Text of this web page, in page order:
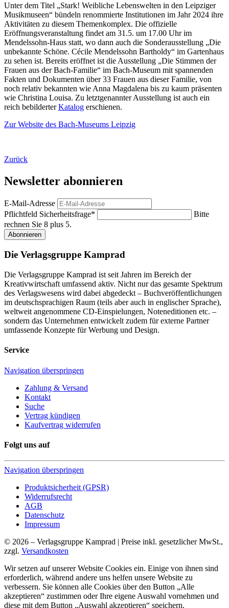
Unter dem Titel „Stark! Weibliche Lebenswelten in den Leipziger
Musikmuseen“ bündeln renommierte Institutionen im Jahr 2024 ihre
Aktivitäten zu diesem Themenkomplex. Die offizielle
Eröffnungsveranstaltung findet am 31.5. um 17.00 Uhr im
Mendelssohn-Haus statt, wo dann auch die Sonderausstellung „Die
unbekannte Schöne. Cécile Mendelssohn Bartholdy“ im Gartenhaus
zu sehen ist. Bereits eröffnet ist die Ausstellung „Die Stimmen der
Frauen aus der Bach-Familie“ im Bach-Museum mit spannenden
Fakten und Dokumenten über 33 Frauen aus dieser Familie, von
noch relativ bekannten wie Anna Magdalena bis zu kaum präsenten
wie Christina Louisa. Zu letztgenannter Ausstellung ist auch ein
reich bebilderterKatalog erschienen.
Zur Website des Bach-Museums Leipzig
Zurück
Newsletter abonnieren
E-Mail-Adresse
Pflichtfeld Sicherheitsfrage*
Bitte
rechnen Sie 8 plus 5.
Abonnieren
Die Verlagsgruppe Kamprad
Die Verlagsgruppe Kamprad ist seit Jahren im Bereich der
Kreativwirtschaft umfassend aktiv. Nicht nur das gesamte Spektrum
des Verlagswesens wird dabei abgedeckt – Buchveröffentlichungen
im deutschsprachigen Raum (teils aber auch in englischer Sprache),
weltweit angenommene CD-Einspielungen, Noteneditionen etc. –
sondern das Unternehmen entwickelt zudem für externe Partner
umfassende Konzepte für Werbung und Design.
Service
Navigation überspringen
Zahlung & Versand
Kontakt
Suche
Vertrag kündigen
Kaufvertrag widerrufen
Folgt uns auf
Navigation überspringen
Produktsicherheit (GPSR)
Widerrufsrecht
AGB
Datenschutz
Impressum
© 2026 – Verlagsgruppe Kamprad | Preise inkl. gesetzlicher MwSt.,
zzgl. Versandkosten
Wir setzen auf unserer Website Cookies ein. Einige von ihnen sind
erforderlich, während andere uns helfen unsere Website zu
verbessern. Sie können alle Cookies über den Button „Alle
akzeptieren“ zustimmen oder Ihre eigene Auswahl vornehmen und
diese mit dem Button „Auswahl akzeptieren“ speichern.